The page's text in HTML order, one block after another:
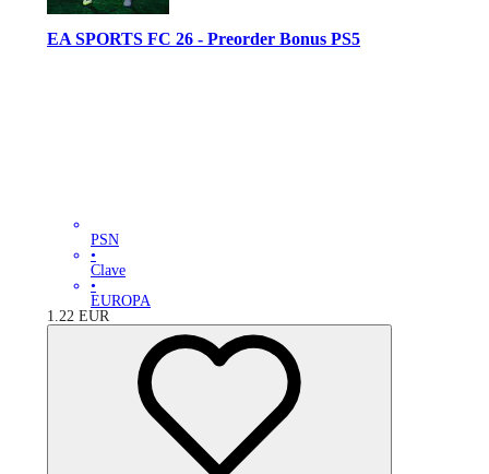
EA SPORTS FC 26 - Preorder Bonus PS5
PSN
•
Clave
•
EUROPA
1.22 EUR